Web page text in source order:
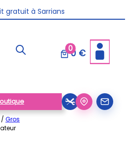
gratuit à Sarrians
00 €
/ Gros